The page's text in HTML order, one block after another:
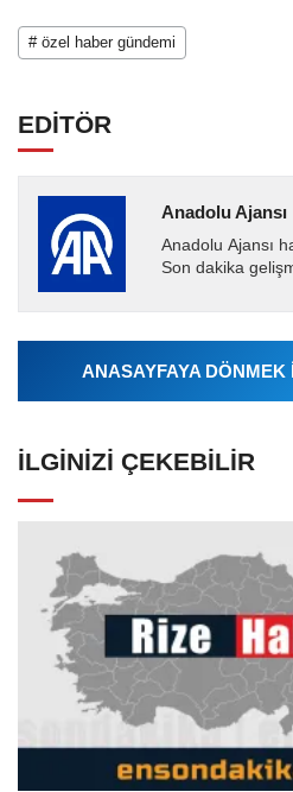
# özel haber gündemi
EDİTÖR
Anadolu Ajansı
Anadolu Ajansı
Son dakika
Ajansı
ANASAYFAYA DÖNMEK
İLGINIZI ÇEKEBILIR